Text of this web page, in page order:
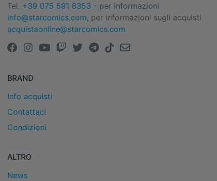
Tel. +39 075 591 8353 - per informazioni
info@starcomics.com, per informazioni sugli acquisti
acquistaonline@starcomics.com
BRAND
Info acquisti
Contattaci
Condizioni
ALTRO
News